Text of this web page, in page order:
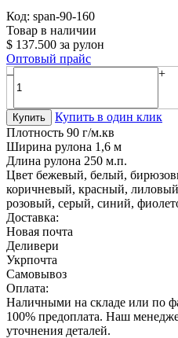
Код: span-90-160
Товар в наличии
$ 137.500 за рулон
Оптовый прайс
–
+
Купить
Купить в один клик
Плотность 90 г/м.кв
Ширина рулона 1,6 м
Длина рулона 250 м.п.
Цвет бежевый, белый,
коричневый, красный,
розовый, серый, синий,
Доставка:
Новая почта
Деливери
Укрпочта
Самовывоз
Оплата:
Наличными на складе или по
100% предоплата. Наш
уточнения деталей.